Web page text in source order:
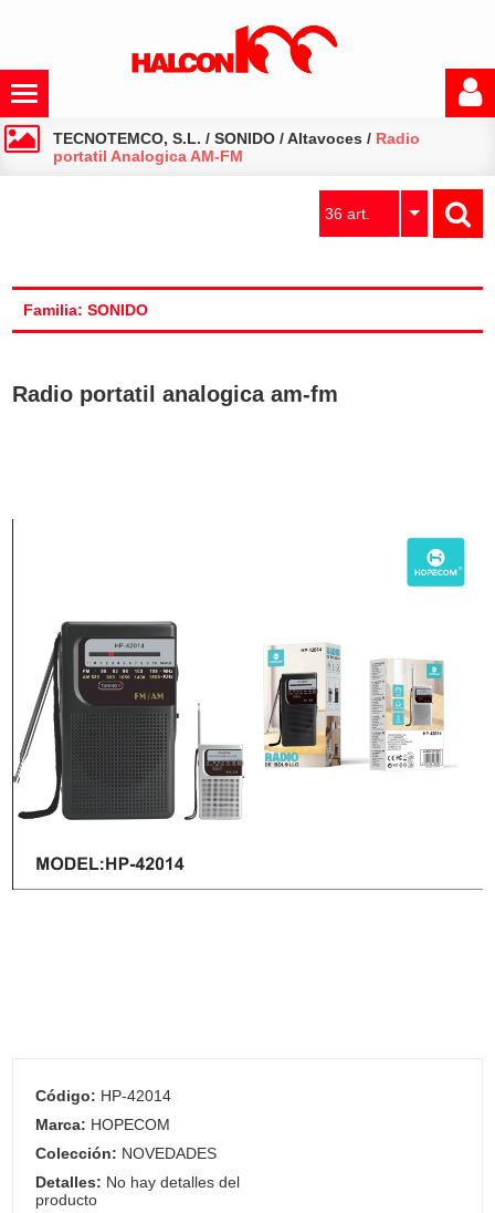
TECNOTEMCO, S.L. /SONIDO /Altavoces / Radio
portatil Analogica AM-FM
36 art.
Familia: SONIDO
Radio portatil analogica am-fm
Código: HP-42014
Marca: HOPECOM
Colección: NOVEDADES
Detalles: No hay detalles del
producto